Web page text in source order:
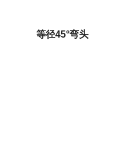
等径45°弯头